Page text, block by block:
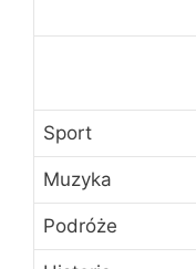
Sport
Muzyka
Podróże